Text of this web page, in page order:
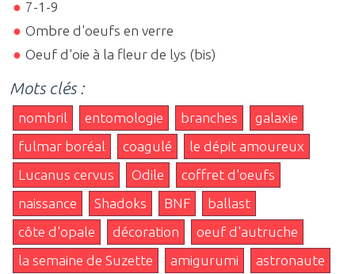
7-1-9
Ombre d'oeufs en verre
Oeuf d'oie à la fleur de lys (bis)
Mots clés :
nombril entomologie branches
galaxie
fulmar boréal
coagulé
le dépit amoureux
Lucanus cervus
Odile
coffret d'oeufs
naissance
Shadoks BNF
ballast
côte d'opale
décoration
oeuf d'autruche
la semaine de Suzette
amigurumi astronaute